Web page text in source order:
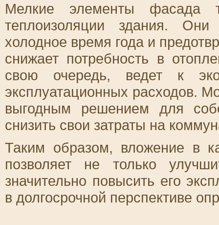
Мелкие элементы фасада
теплоизоляции здания.
холодное время года и
снижает потребность в
свою очередь, ведет к
эксплуатационных расходов.
выгодным решением для
снизить свои затраты на
Таким образом, вложение в
позволяет не только
значительно повысить его
в долгосрочной перспективе